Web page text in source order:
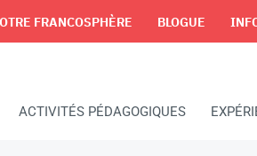
FRANCOSPHÈRE BLOGUE
ACTIVITÉS PÉDAGOGIQUES